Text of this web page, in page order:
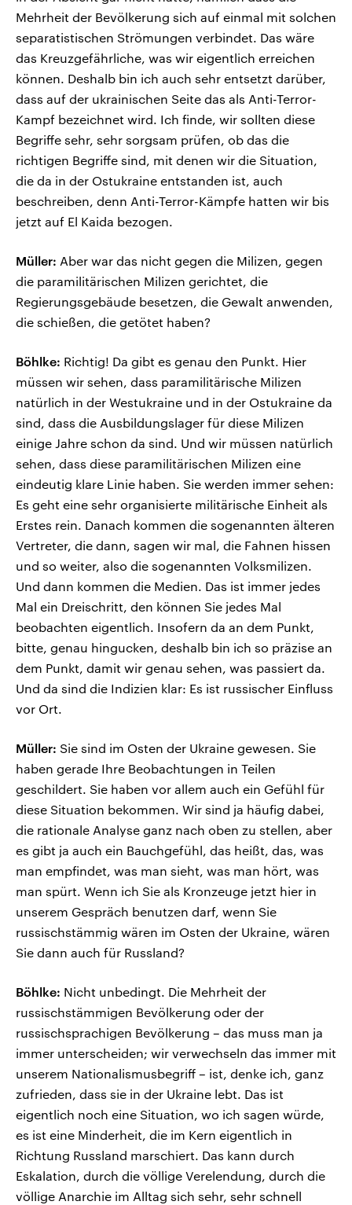
Mehrheit der Bevölkerung sich auf einmal mit solchen
separatistischen Strömungen verbindet. Das wäre
das Kreuzgefährliche, was wir eigentlich erreichen
können. Deshalb bin ich auch sehr entsetzt darüber,
dass auf der ukrainischen Seite das als Anti-Terror-
Kampf bezeichnet wird. Ich finde, wir sollten diese
Begriffe sehr, sehr sorgsam prüfen, ob das die
richtigen Begriffe sind, mit denen wir die Situation,
die da in der Ostukraine entstanden ist, auch
beschreiben, denn Anti-Terror-Kämpfe hatten wir bis
jetzt auf El Kaida bezogen.
Müller: Aber war das nicht gegen die Milizen, gegen
die paramilitärischen Milizen gerichtet, die
Regierungsgebäude besetzen, die Gewalt anwenden,
die schießen, die getötet haben?
Böhlke: Richtig! Da gibt es genau den Punkt. Hier
müssen wir sehen, dass paramilitärische Milizen
natürlich in der Westukraine und in der Ostukraine da
sind, dass die Ausbildungslager für diese Milizen
einige Jahre schon da sind. Und wir müssen natürlich
sehen, dass diese paramilitärischen Milizen eine
eindeutig klare Linie haben. Sie werden immer sehen:
Es geht eine sehr organisierte militärische Einheit als
Erstes rein. Danach kommen die sogenannten älteren
Vertreter, die dann, sagen wir mal, die Fahnen hissen
und so weiter, also die sogenannten Volksmilizen.
Und dann kommen die Medien. Das ist immer jedes
Mal ein Dreischritt, den können Sie jedes Mal
beobachten eigentlich. Insofern da an dem Punkt,
bitte, genau hingucken, deshalb bin ich so präzise an
dem Punkt, damit wir genau sehen, was passiert da.
Und da sind die Indizien klar: Es ist russischer Einfluss
vor Ort.
Müller: Sie sind im Osten der Ukraine gewesen. Sie
haben gerade Ihre Beobachtungen in Teilen
geschildert. Sie haben vor allem auch ein Gefühl für
diese Situation bekommen. Wir sind ja häufig dabei,
die rationale Analyse ganz nach oben zu stellen, aber
es gibt ja auch ein Bauchgefühl, das heißt, das, was
man empfindet, was man sieht, was man hört, was
man spürt. Wenn ich Sie als Kronzeuge jetzt hier in
unserem Gespräch benutzen darf, wenn Sie
russischstämmig wären im Osten der Ukraine, wären
Sie dann auch für Russland?
Böhlke: Nicht unbedingt. Die Mehrheit der
russischstämmigen Bevölkerung oder der
russischsprachigen Bevölkerung – das muss man ja
immer unterscheiden; wir verwechseln das immer mit
unserem Nationalismusbegriff – ist, denke ich, ganz
zufrieden, dass sie in der Ukraine lebt. Das ist
eigentlich noch eine Situation, wo ich sagen würde,
es ist eine Minderheit, die im Kern eigentlich in
Richtung Russland marschiert. Das kann durch
Eskalation, durch die völlige Verelendung, durch die
völlige Anarchie im Alltag sich sehr, sehr schnell